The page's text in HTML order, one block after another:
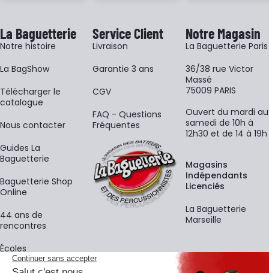
La Baguetterie
Notre histoire
La BagShow
​Télécharger le
catalogue
Nous contacter
Guides La
Baguetterie
Baguetterie Shop
Online
44 ans de
rencontres
Écoles
Service Client
Livraison
Garantie 3 ans
CGV
FAQ - Questions
Fréquentes
Notre Magasin
La Baguetterie Paris
36/38 rue Victor
Massé
75009 PARIS
Ouvert du mardi au
samedi de 10h à
12h30 et de 14 à 19h
Magasins
Indépendants
Licenciés
La Baguetterie
Marseille